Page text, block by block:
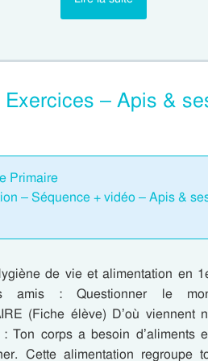
– Apis &
Primaire
– Séquence + vidéo – Apis &
de vie et alimentation en
: Questionner le
(Fiche élève) D’où viennent
Ton corps a besoin d’aliments
Cette alimentation regroupe